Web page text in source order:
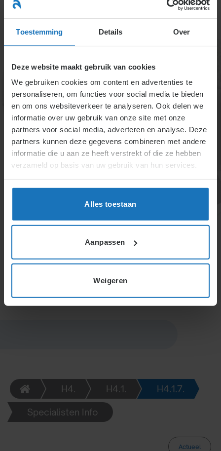
Toestemming Details Over
Deze website maakt gebruik van cookies
We gebruiken cookies om content en advertenties te
personaliseren, om functies voor social media te bieden
en om ons websiteverkeer te analyseren. Ook delen we
informatie over uw gebruik van onze site met onze
partners voor social media, adverteren en analyse. Deze
partners kunnen deze gegevens combineren met andere
informatie die u aan ze heeft verstrekt of die ze hebben
verzameld op basis van uw gebruik van hun services.
Alles toestaan
Aanpassen
Weigeren
naar
inhoud
4.1.7. Prestatiebeloning,
zoals stukloon en
provisie
Prestatiebeloning kan afhangen van de omzet, de
winst en/of een beoordeling. Het moet minimaal het
onaanvaardbare resultaten. Externe factoren, zoals
beloning vaak. Eenzijdige wijzigingen door de
werkgever vereisen zwaarwichtige belangen en
H4. H4.1. H4.1.7.
Specialisten Info
Actueel